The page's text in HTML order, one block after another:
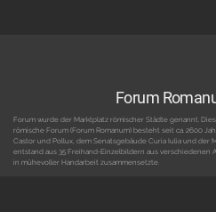
Forum
Forum wurde der Marktplatz römischer Städte genannt.
römische Forum (Forum Romanum) besteht seit ca. 2600
Castor und Pollux, dem Senatsgebäude Curia Iulia und der
entstand aus 35 Freihand-Einzelbildern aus verschiedenen
in mühevoller Handarbeit zusammensetzte.